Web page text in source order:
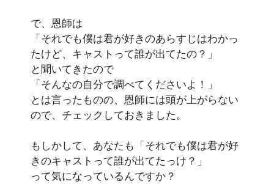
で、恩師は
「それでも僕は君が好きのあらすじはわかっ
たけど、キャストって誰が出てたの？」
と聞いてきたので
「そんなの自分で調べてくださいよ！」
とは言ったものの、恩師には頭が上がらない
ので、チェックしておきました。
もしかして、あなたも「それでも僕は君が好
きのキャストって誰が出てたっけ？」
って気になっているんですか？